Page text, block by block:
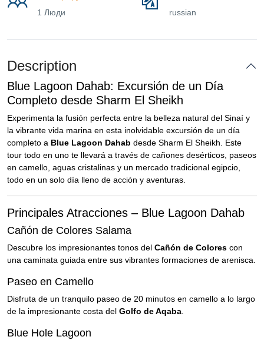
1 Люди
russian
Description
Blue Lagoon Dahab: Excursión de un Día
Completo desde Sharm El Sheikh
Experimenta la fusión perfecta entre la belleza natural del Sinaí y
la vibrante vida marina en esta inolvidable excursión de un día
completo a Blue Lagoon Dahab desde Sharm El Sheikh. Este
tour todo en uno te llevará a través de cañones desérticos, paseos
en camello, aguas cristalinas y un mercado tradicional egipcio,
todo en un solo día lleno de acción y aventuras.
Principales Atracciones – Blue Lagoon Dahab
Cañón de Colores Salama
Descubre los impresionantes tonos del Cañón de Colores con
una caminata guiada entre sus vibrantes formaciones de arenisca.
Paseo en Camello
Disfruta de un tranquilo paseo de 20 minutos en camello a lo largo
de la impresionante costa del Golfo de Aqaba
Blue Hole Lagoon